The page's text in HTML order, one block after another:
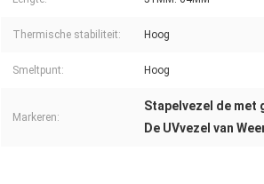
Thermische stabiliteit: Hoog
Smeltpunt: Hoog
Markeren:
Stapelvezel de met
De UVvezel van